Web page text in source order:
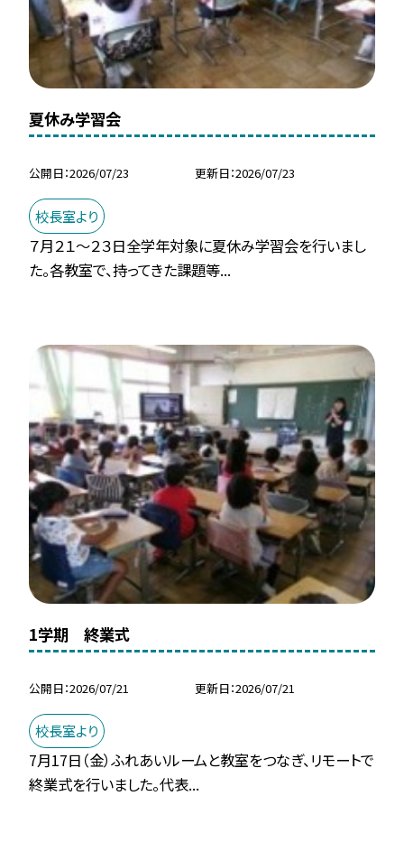
夏休み学習会
公開日 2026/07/23 更新日 2026/07/23
校長室より
７月２１～２３日全学年対象に夏休み学習会を行いまし
た。各教室で、持ってきた課題等...
1学期 終業式
公開日 2026/07/21 更新日 2026/07/21
校長室より
7月17日（金）ふれあいルームと教室をつなぎ、リモートで
終業式を行いました。代表...